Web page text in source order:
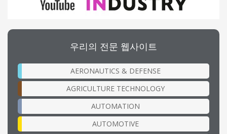
우리의 전문 웹사이트
AERONAUTICS & DEFENSE
AGRICULTURE TECHNOLOGY
AUTOMATION
AUTOMOTIVE